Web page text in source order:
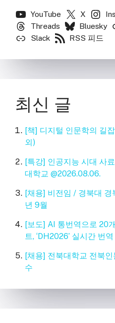
YouTube X
Threads
Bluesky
Slack
RSS 피드
최신 글
[책] 디지털 인문학의 길
외)
[특강] 인공지능 시대 사
대학교 @2026.08.06.
[채용] 비전임 / 경북대
년 9월
[보도] AI 통번역으로 20
트, ‘DH2026’ 실시간 번
[채용] 전북대학교 전북
수